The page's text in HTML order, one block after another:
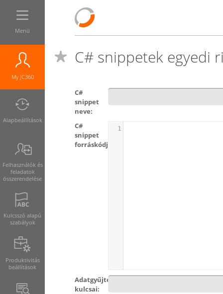
Menü
My JC360
Alapbeállítások
Felhasználók és
feladatok
összerendelése
Kulcsszó alapú
szabályok
Produktivitás
beállítások
C# snippetek egyedi
C#
snippet
neve:
C#
snippet
forráskódja:
1
Adatgyűjtés
kulcsai: